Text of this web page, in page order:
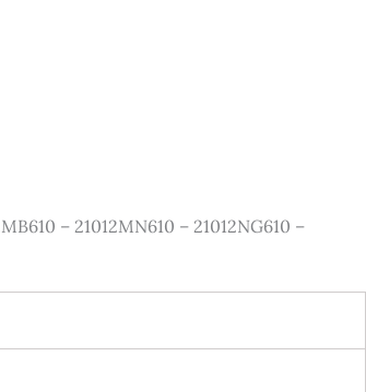
– 21012MN610 – 21012NG610 –